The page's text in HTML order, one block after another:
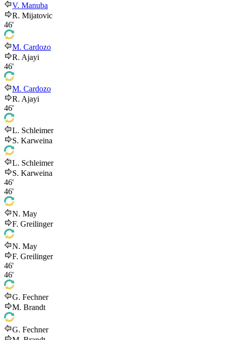
V. Manuba
R. Mijatovic
46'
M. Cardozo
R. Ajayi
46'
M. Cardozo
R. Ajayi
46'
L. Schleimer
S. Karweina
L. Schleimer
S. Karweina
46'
46'
N. May
F. Greilinger
N. May
F. Greilinger
46'
46'
G. Fechner
M. Brandt
G. Fechner